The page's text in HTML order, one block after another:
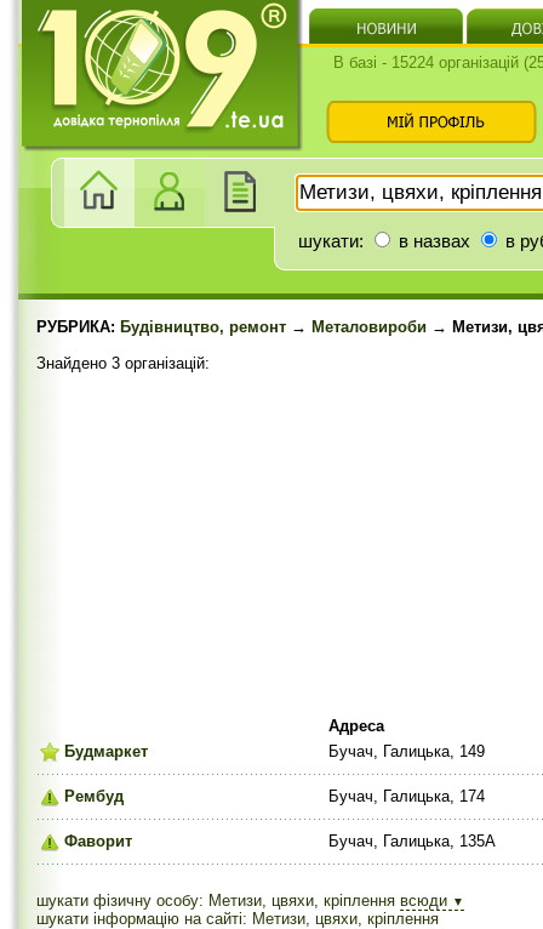
В базі - 15224 організацій
шукати: в назвах в
РУБРИКА: Будівництво, ремонт → Металовироби → Метизи,
Знайдено 3 організацій:
Адреса
Будмаркет
Бучач, Галицька, 149
Рембуд Бучач, Галицька, 174
Фаворит Бучач, Галицька, 135А
шукати фізичну особу: Метизи, цвяхи, кріплення всюди ▼
шукати інформацію на сайті: Метизи, цвяхи, кріплення